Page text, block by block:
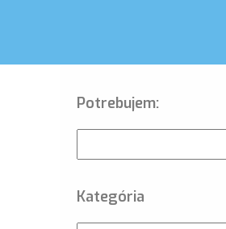
Potrebujem:
Kategória